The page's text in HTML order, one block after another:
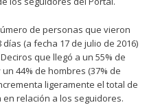
de personas que vieron
(a fecha 17 de julio de 2016)
que llegó a un 55% de
44% de hombres (37% de
ligeramente el total de
relación a los seguidores.